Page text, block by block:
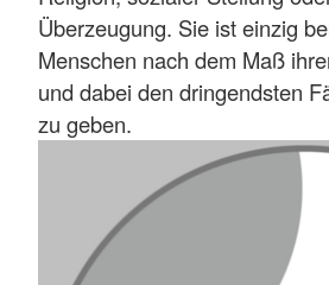
Überzeugung. Sie ist einzig
Menschen nach dem Maß
und dabei den dringendsten
zu geben.